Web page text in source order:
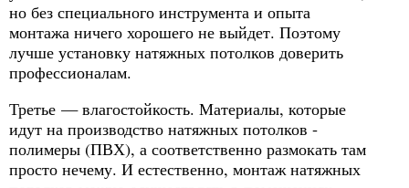
но без специального инструмента и опыта
монтажа ничего хорошего не выйдет. Поэтому
лучше установку натяжных потолков доверить
профессионалам.
Третье — влагостойкость. Материалы, которые
идут на производство натяжных потолков -
полимеры (ПВХ), а соответственно размокать там
просто нечему. И естественно, монтаж натяжных